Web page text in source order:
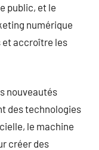
public, et le
numérique
et accroître les
nouveautés
des technologies
le machine
créer des